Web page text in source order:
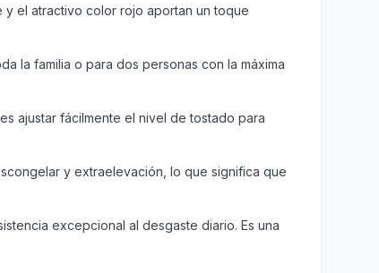
el atractivo color rojo aportan un toque
la familia o para dos personas con la máxima
ajustar fácilmente el nivel de tostado para
y extraelevación, lo que significa que
excepcional al desgaste diario. Es una